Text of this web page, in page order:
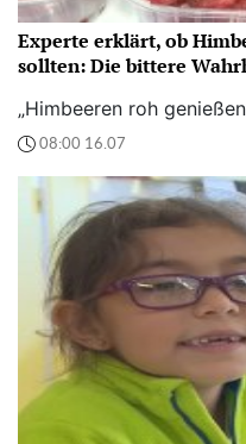
Experte erklärt, ob
sollten: Die bittere
„Himbeeren roh
08:00 16.07